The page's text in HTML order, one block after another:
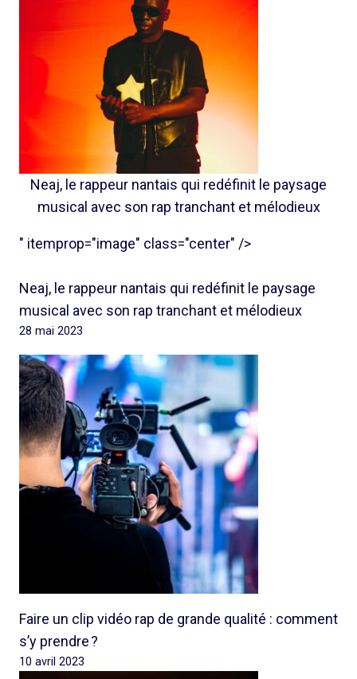
Neaj, le rappeur nantais qui redéfinit le paysage
musical avec son rap tranchant et mélodieux
" itemprop="image" class="center" />
Neaj, le rappeur nantais qui redéfinit le paysage
musical avec son rap tranchant et mélodieux
28 mai 2023
Faire un clip vidéo rap de grande qualité : comment
s’y prendre ?
10 avril 2023